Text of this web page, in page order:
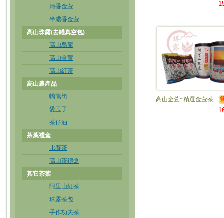
清香金萱
半濃香金萱
高山珠露(去罐真空包)
高山烏龍
高山金萱
高山紅茶
高山農產品
轎篙筍
愛玉子
茶仔油
茶葉禮盒
比賽茶
高山茶禮盒
其它茶葉
阿里山紅茶
珠露茶包
手作功夫茶
高山金萱~精選金萱茶